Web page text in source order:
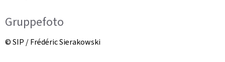
Gruppefoto
© SIP / Frédéric Sierakowski